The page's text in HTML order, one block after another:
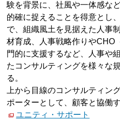
験を背景に、社風や一体感な
的確に捉えることを得意とし
で、組織風土を見据えた人事
材育成、人事戦略作りやCHO
門的に支援するなど、人事や
たコンサルティングを様々な
る。
上から目線のコンサルティン
ポーターとして、顧客と協働
ユニティ・サポート